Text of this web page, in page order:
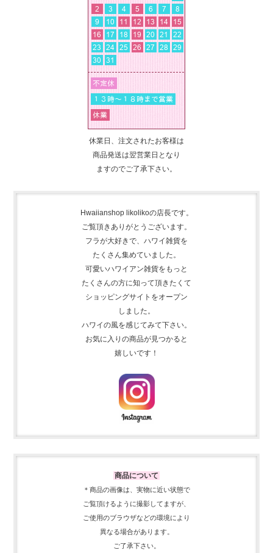
休業日、注文されたお客様は
商品発送は翌営業日となり
ますのでご了承下さい。
Hwaiianshop likolikoの店長です。
ご覧頂きありがとうございます。
フラが大好きで、 ハワイ雑貨を
たくさん集めていました。
可愛いハワイアン雑貨をもっと
たくさんの方に知って頂きたくて
ショッピングサイトをオープン
しました。
ハワイの風を感じてみて下さい。
お気に入りの商品が見つかると
嬉しいです！
商品について
＊商品の画像は、実物に近い状態で
ご覧頂けるように撮影してますが、
ご使用のブラウザなどの環境により
異なる場合があります。
ご了承下さい。